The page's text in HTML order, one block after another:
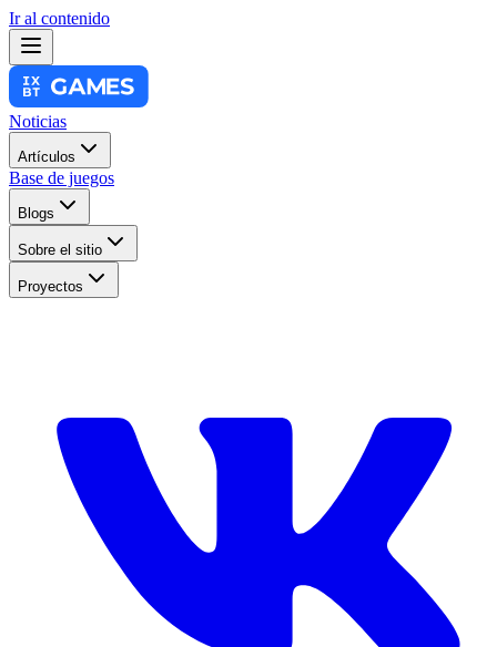
Ir al contenido
Noticias
Artículos
Base de juegos
Blogs
Sobre el sitio
Proyectos